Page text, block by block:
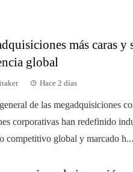
más caras y
global
Hace 2 días
de las megadquisiciones
corporativas han redefinido
competitivo global y marcado h...